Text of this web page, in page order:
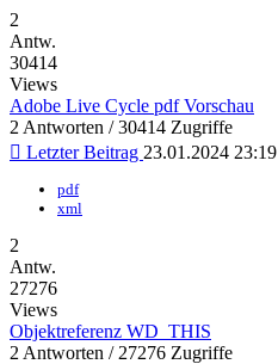
2
Antw.
30414
Views
Adobe Live Cycle pdf Vorschau
2 Antworten / 30414 Zugriffe
Letzter Beitrag 23.01.2024 23:19
pdf
xml
2
Antw.
27276
Views
Objektreferenz WD_THIS
2 Antworten / 27276 Zugriffe